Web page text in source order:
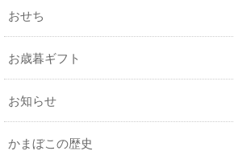
おせち
お歳暮ギフト
お知らせ
かまぼこの歴史